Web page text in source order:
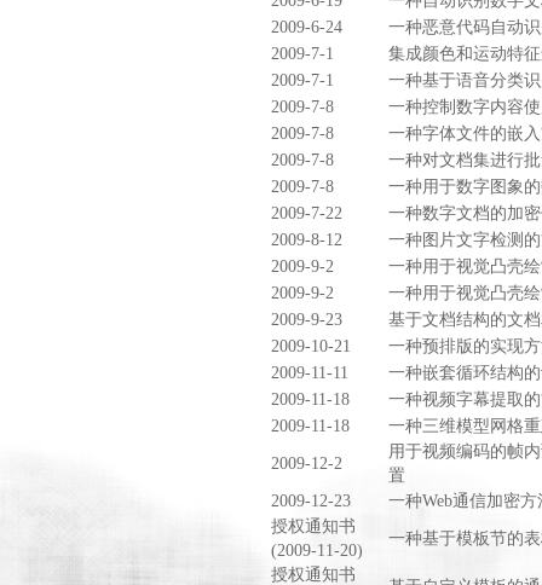
2009-6-24
一种恶意代码自动
2009-7-1
集成颜色和运动特
2009-7-1
一种基于语音分类
2009-7-8
一种控制数字内容
2009-7-8
一种字体文件的嵌
2009-7-8
一种对文档集进行
2009-7-8
一种用于数字图象
2009-7-22
一种数字文档的加
2009-8-12
一种图片文字检测
2009-9-2
一种用于视觉凸壳
2009-9-2
一种用于视觉凸壳
2009-9-23
基于文档结构的文
2009-10-21
一种预排版的实现
2009-11-11
一种嵌套循环结构
2009-11-18
一种视频字幕提取
2009-11-18
一种三维模型网格
2009-12-2
用于视频编码的帧
置
2009-12-23
一种Web通信加密方
授权通知书
(2009-11-20)
一种基于模板节的
授权通知书